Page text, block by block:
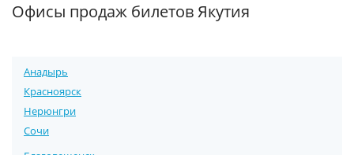
Офисы продаж билетов Якутия
Анадырь
Красноярск
Нерюнгри
Сочи